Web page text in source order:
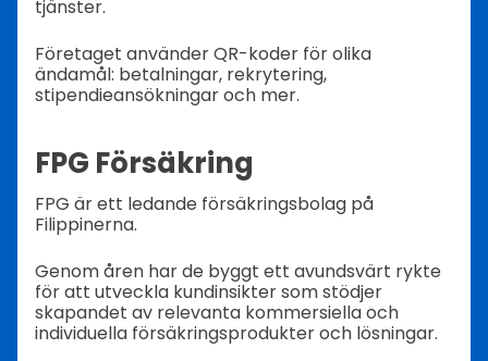
tjänster.
Företaget använder QR-koder för olika
ändamål: betalningar, rekrytering,
stipendieansökningar och mer.
FPG Försäkring
FPG är ett ledande försäkringsbolag på
Filippinerna.
Genom åren har de byggt ett avundsvärt rykte
för att utveckla kundinsikter som stödjer
skapandet av relevanta kommersiella och
individuella försäkringsprodukter och lösningar.